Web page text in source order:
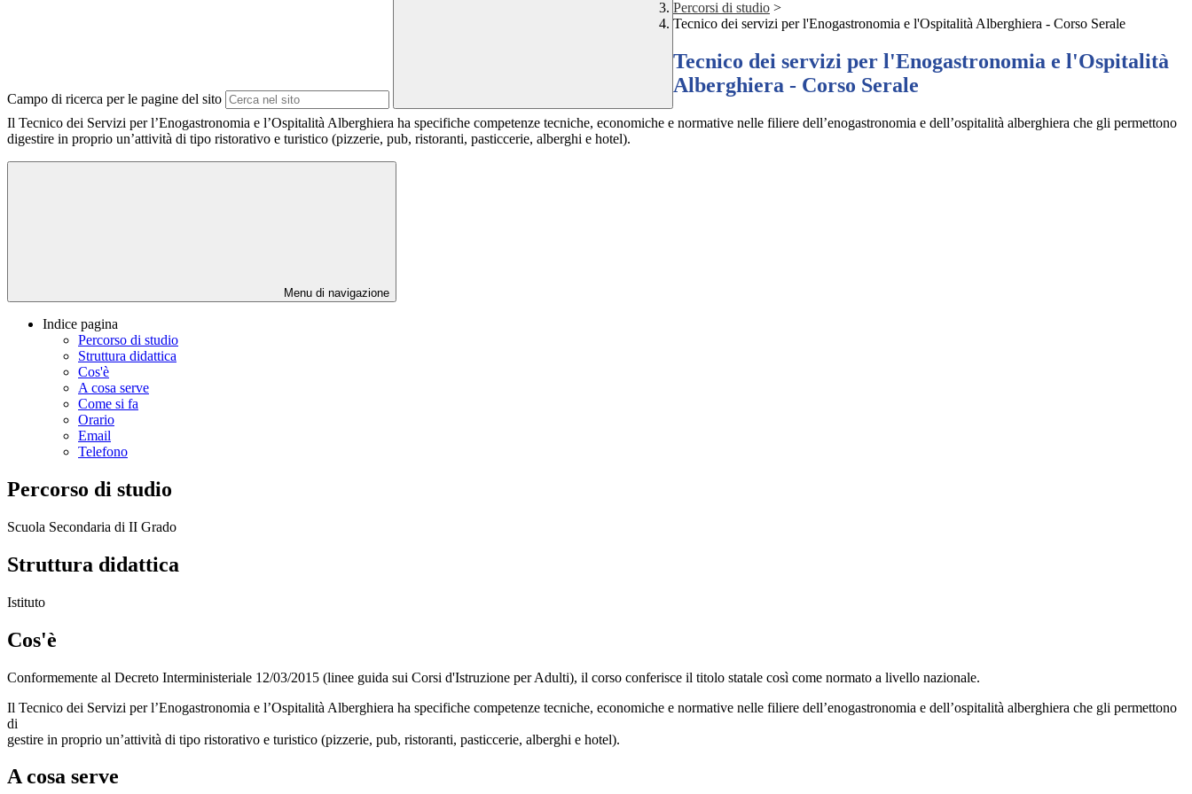
Campo di ricerca per le pagine del sito
Percorsi di studio >
Tecnico dei servizi per l'Enogastronomia e l'Ospitalità Alberghiera - Corso Serale
Tecnico dei servizi per l'Enogastronomia e l'Ospitalità
Alberghiera - Corso Serale
Il Tecnico dei Servizi per l’Enogastronomia e l’Ospitalità Alberghiera ha specifiche competenze tecniche, economiche e normative nelle filiere dell’enogastronomia e dell’ospitalità alberghiera che gli permettono
digestire in proprio un’attività di tipo ristorativo e turistico (pizzerie, pub, ristoranti, pasticcerie, alberghi e hotel).
Menu di navigazione
Indice pagina
Percorso di studio
Struttura didattica
Cos'è
A cosa serve
Come si fa
Orario
Email
Telefono
Percorso di studio
Scuola Secondaria di II Grado
Struttura didattica
Istituto
Cos'è
Conformemente al Decreto Interministeriale 12/03/2015 (linee guida sui Corsi d'Istruzione per Adulti), il corso conferisce il titolo statale così come normato a livello nazionale.
Il Tecnico dei Servizi per l’Enogastronomia e l’Ospitalità Alberghiera ha specifiche competenze tecniche, economiche e normative nelle filiere dell’enogastronomia e dell’ospitalità alberghiera che gli permettono
di
gestire in proprio un’attività di tipo ristorativo e turistico (pizzerie, pub, ristoranti, pasticcerie, alberghi e hotel).
A cosa serve